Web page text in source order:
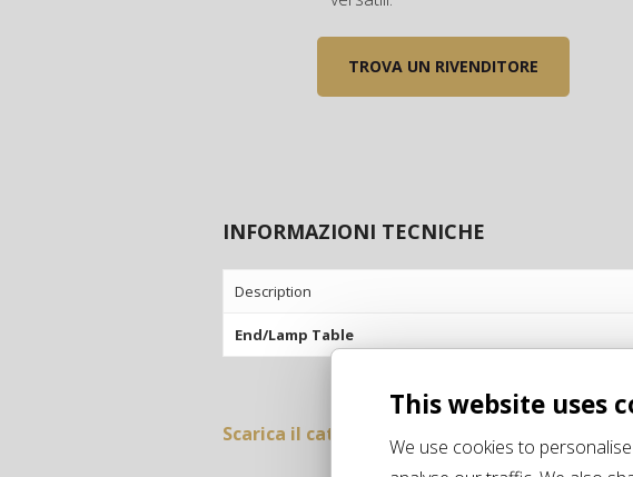
This website uses
We use cookies to
TROVA UN RIVENDITORE
INFORMAZIONI TECNICHE
Description
End/Lamp Table
Scarica il catalogo»